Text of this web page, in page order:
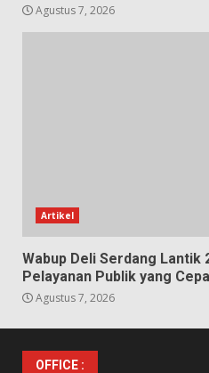
Agustus 7, 2026
Artikel
Wabup Deli Serdang Lantik
Pelayanan Publik yang
Agustus 7, 2026
OFFICE :